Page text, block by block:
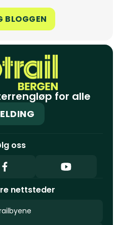
BLOGGEN
for alle
oss
nettsteder